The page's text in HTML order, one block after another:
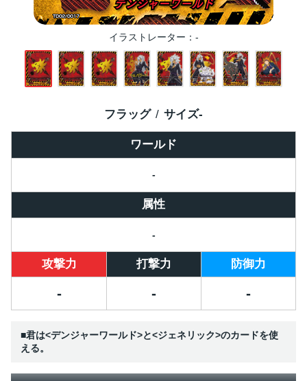
イラストレーター -
ワールド
-
フラッグ サイズ-
属性
-
攻撃力 打撃力 防御力
- - -
■君は<デンジャーワールド>と<ジェネリック>のカードを使
える。